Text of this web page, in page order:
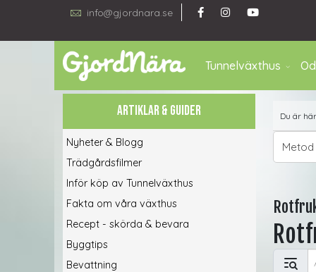
info@gjordnara.se
Tunnelväxthus
ARTIKLAR & GUIDER
Nyheter & Blogg
Trädgårdsfilmer
Inför köp av Tunnelväxthus
Fakta om våra växthus
Recept - skörda & bevara
Byggtips
Bevattning
Du är
Metod
Ange